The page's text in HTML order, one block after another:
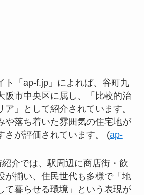
ト「ap-f.jp」によれば、谷町九
阪市中央区に属し、「比較的治
ア」として紹介されています。
や落ち着いた雰囲気の住宅地が
さが評価されています。 (ap-
介では、駅周辺に商店街・飲
が揃い、住民世代も多様で「地
て暮らせる環境」という表現が